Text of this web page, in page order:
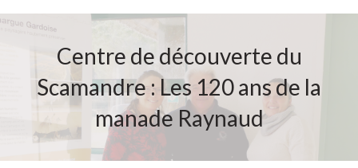
Centre de découverte du
Scamandre : Les 120 ans de la
manade Raynaud